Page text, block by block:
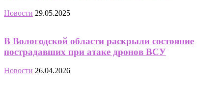
Новости 29.05.2025
В Вологодской области раскрыли состояние
пострадавших при атаке дронов ВСУ
Новости 26.04.2026